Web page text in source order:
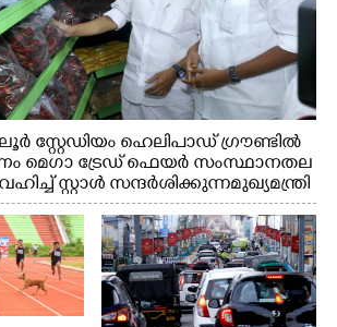
സ്റ്റേഡിയം ഹെലിപാഡ് ഗ്രൗണ്ടിൽ
മെഗാ ട്രേഡ് ഫെയർ സംസ്ഥാനതല
സ്റ്റാൾ സന്ദർശിക്കുന്ന മുഖ്യമന്ത്രി
മന്ത്രി അനൂപ് ജേക്കബ് സമീപം